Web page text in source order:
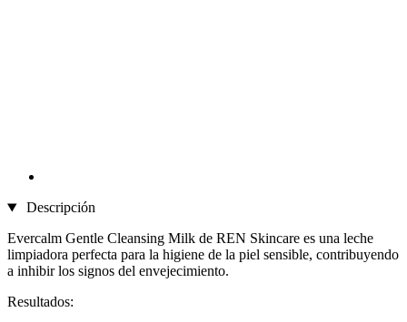
Descripción
Evercalm Gentle Cleansing Milk de REN Skincare es una leche
limpiadora perfecta para la higiene de la piel sensible, contribuyendo
a inhibir los signos del envejecimiento.
Resultados: